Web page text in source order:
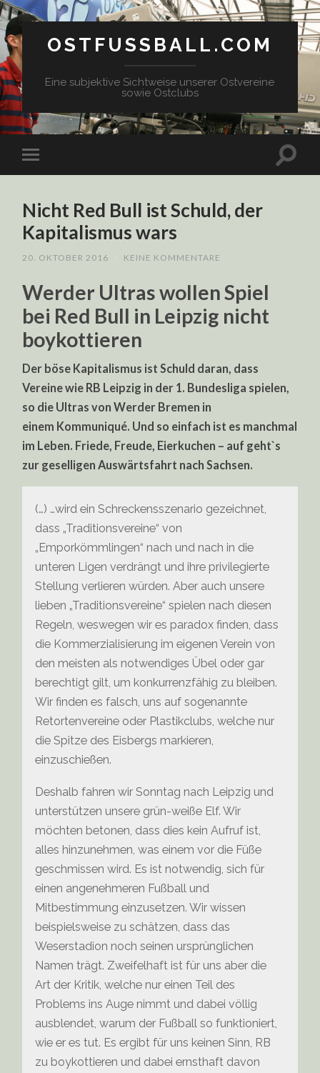
OSTFUSSBALL.COM
Eine subjektive Sichtweise unserer Ostvereine
sowie Ostclubs
Nicht Red Bull ist Schuld, der
Kapitalismus wars
20. OKTOBER 2016 KEINE KOMMENTARE
Werder Ultras wollen Spiel
bei Red Bull in Leipzig nicht
boykottieren
Der böse Kapitalismus ist Schuld daran, dass
Vereine wie RB Leipzig in der 1. Bundesliga spielen,
so die Ultras von Werder Bremen in
einem Kommuniqué. Und so einfach ist es manchmal
im Leben. Friede, Freude, Eierkuchen – auf geht`s
zur geselligen Auswärtsfahrt nach Sachsen.
(…) …wird ein Schreckensszenario gezeichnet,
dass „Traditionsvereine“ von
„Emporkömmlingen“ nach und nach in die
unteren Ligen verdrängt und ihre privilegierte
Stellung verlieren würden. Aber auch unsere
lieben „Traditionsvereine“ spielen nach diesen
Regeln, weswegen wir es paradox finden, dass
die Kommerzialisierung im eigenen Verein von
den meisten als notwendiges Übel oder gar
berechtigt gilt, um konkurrenzfähig zu bleiben.
Wir finden es falsch, uns auf sogenannte
Retortenvereine oder Plastikclubs, welche nur
die Spitze des Eisbergs markieren,
einzuschießen.
Deshalb fahren wir Sonntag nach Leipzig und
unterstützen unsere grün-weiße Elf. Wir
möchten betonen, dass dies kein Aufruf ist,
alles hinzunehmen, was einem vor die Füße
geschmissen wird. Es ist notwendig, sich für
einen angenehmeren Fußball und
Mitbestimmung einzusetzen. Wir wissen
beispielsweise zu schätzen, dass das
Weserstadion noch seinen ursprünglichen
Namen trägt. Zweifelhaft ist für uns aber die
Art der Kritik, welche nur einen Teil des
Problems ins Auge nimmt und dabei völlig
ausblendet, warum der Fußball so funktioniert,
wie er es tut. Es ergibt für uns keinen Sinn, RB
zu boykottieren und dabei ernsthaft davon